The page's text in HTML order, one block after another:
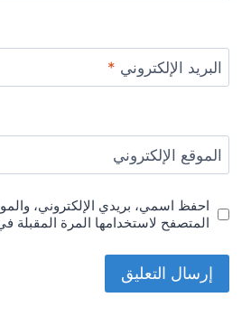
البريد الإلكتروني *
الموقع الإلكتروني
احفظ اسمي، بريدي الإلكتروني،
المتصفح لاستخدامها المرة المقبلة